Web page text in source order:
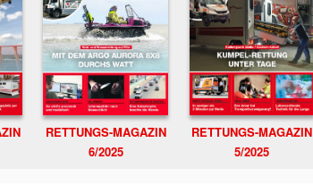
RETTUNGS-MAGAZIN
6/2025
RETTUNGS-MAGAZIN
5/2025